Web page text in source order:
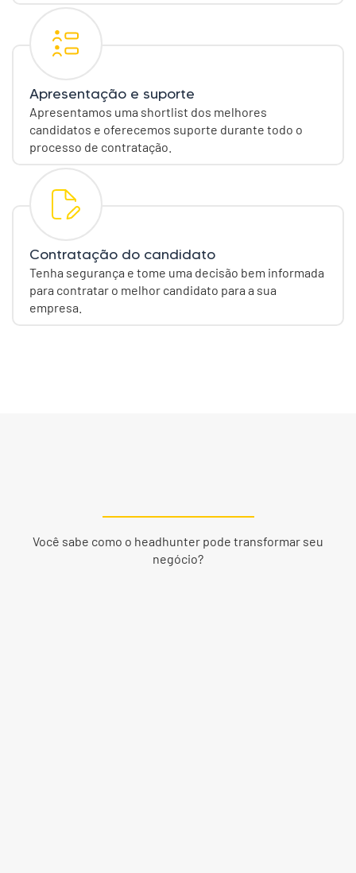
Apresentação e suporte
Apresentamos uma shortlist dos melhores
candidatos e oferecemos suporte durante todo o
processo de contratação.
Contratação do candidato
Tenha segurança e tome uma decisão bem informada
para contratar o melhor candidato para a sua
empresa.
Você sabe como o headhunter pode transformar seu
negócio?